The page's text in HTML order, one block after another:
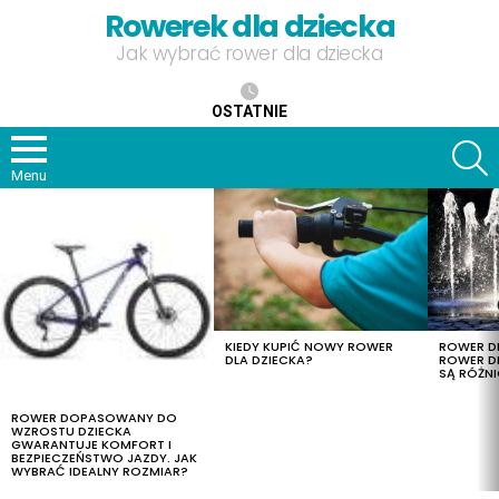
Rowerek dla dziecka
Jak wybrać rower dla dziecka
OSTATNIE
Menu
ROWER DOPASOWANY DO
WZROSTU DZIECKA
GWARANTUJE KOMFORT I
BEZPIECZEŃSTWO JAZDY. JAK
WYBRAĆ IDEALNY ROZMIAR?
KIEDY KUPIĆ NOWY ROWER
DLA DZIECKA?
ROWER
ROWER
SĄ